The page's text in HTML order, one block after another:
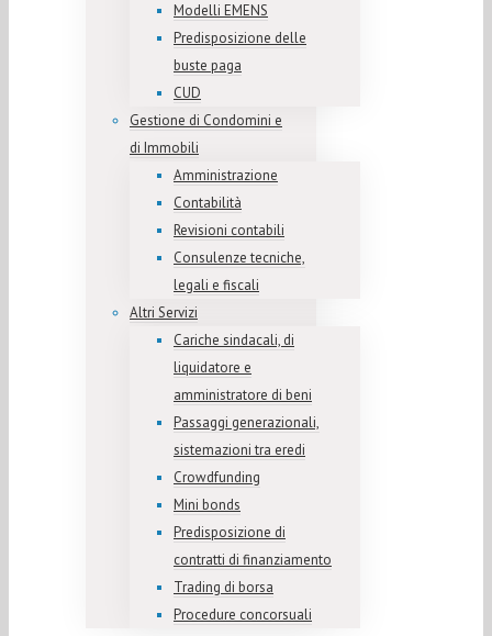
Modelli EMENS
Predisposizione delle
buste paga
CUD
Gestione di Condomini e
di Immobili
Amministrazione
Contabilità
Revisioni contabili
Consulenze tecniche,
legali e fiscali
Altri Servizi
Cariche sindacali, di
liquidatore e
amministratore di beni
Passaggi generazionali,
sistemazioni tra eredi
Crowdfunding
Mini bonds
Predisposizione di
contratti di finanziamento
Trading di borsa
Procedure concorsuali